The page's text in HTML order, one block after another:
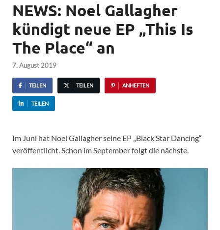
NEWS: Noel Gallagher
kündigt neue EP „This Is
The Place“ an
7. August 2019
TEILEN TEILEN ANHEFTEN
TEILEN
Im Juni hat Noel Gallagher seine EP „Black Star Dancing“
veröffentlicht. Schon im September folgt die nächste.